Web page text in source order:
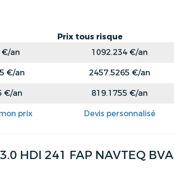
Prix tous risque
€/an
1092.234 €/an
€/an
2457.5265 €/an
€/an
819.1755 €/an
prix Devis personnalisé
HDI 241 FAP NAVTEQ BVA